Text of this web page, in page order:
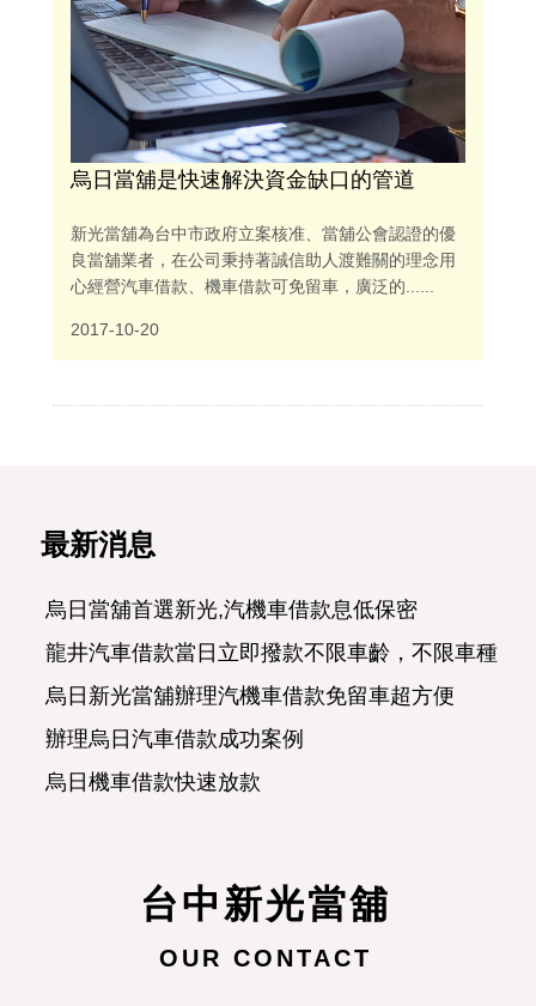
烏日當舖是快速解決資金缺口的管道
新光當舖為台中市政府立案核准、當舖公會認證的優
良當舖業者，在公司秉持著誠信助人渡難關的理念用
心經營汽車借款、機車借款可免留車，廣泛的......
2017-10-20
最新消息
龍井汽車借款當日立即撥款不限車齡，不限車種，
烏日新光當舖辦理汽機車借款免留車超方便
辦理烏日汽車借款成功案例
烏日機車借款快速放款
烏日汽車借款合法經營可分期攤還
合理便民的龍井新光當舖
烏日當舖讓愛車替您週轉
烏日賴先生詢問汽車借款問題
台中新光當舖
OUR CONTACT